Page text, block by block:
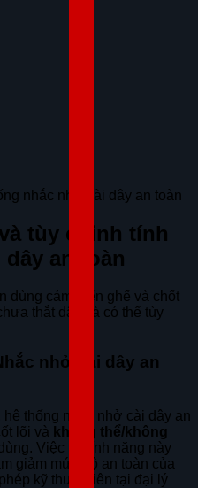
nhắc nhở cài dây an toàn
tùy chỉnh tính
an toàn
dùng cảm biến ghế và chốt
thắt dây và có thể tùy
nhở cài dây an
thống nhắc nhở cài dây an
lõi và không thể/không
Việc tắt tính năng này
giảm mức độ an toàn của
kỹ thuật viên tại đại lý